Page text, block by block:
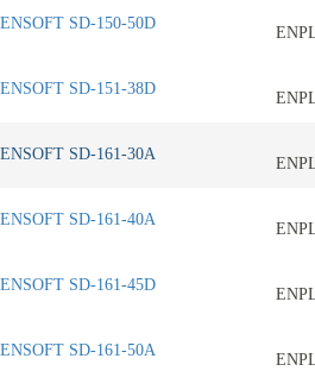
ENSOFT SD-150-50D
ENSOFT SD-151-38D
ENSOFT SD-161-30A
ENSOFT SD-161-40A
ENSOFT SD-161-45D
ENSOFT SD-161-50A